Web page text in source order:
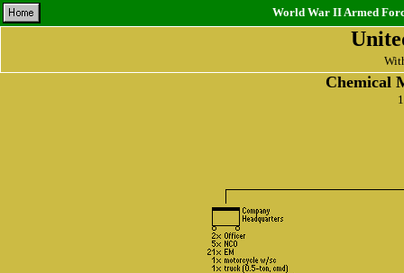
World War II Armed
Chemical